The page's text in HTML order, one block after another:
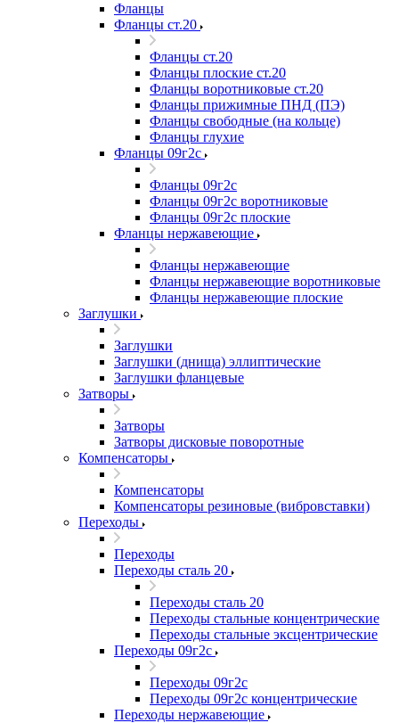
Фланцы
Фланцы ст.20
Фланцы ст.20
Фланцы плоские ст.20
Фланцы воротниковые ст.20
Фланцы прижимные ПНД (ПЭ)
Фланцы свободные (на кольце)
Фланцы глухие
Фланцы 09г2с
Фланцы 09г2с
Фланцы 09г2с воротниковые
Фланцы 09г2с плоские
Фланцы нержавеющие
Фланцы нержавеющие
Фланцы нержавеющие воротниковые
Фланцы нержавеющие плоские
Заглушки
Заглушки
Заглушки (днища) эллиптические
Заглушки фланцевые
Затворы
Затворы
Затворы дисковые поворотные
Компенсаторы
Компенсаторы
Компенсаторы резиновые (вибровставки)
Переходы
Переходы
Переходы сталь 20
Переходы сталь 20
Переходы стальные концентрические
Переходы стальные эксцентрические
Переходы 09г2с
Переходы 09г2с
Переходы 09г2с концентрические
Переходы нержавеющие